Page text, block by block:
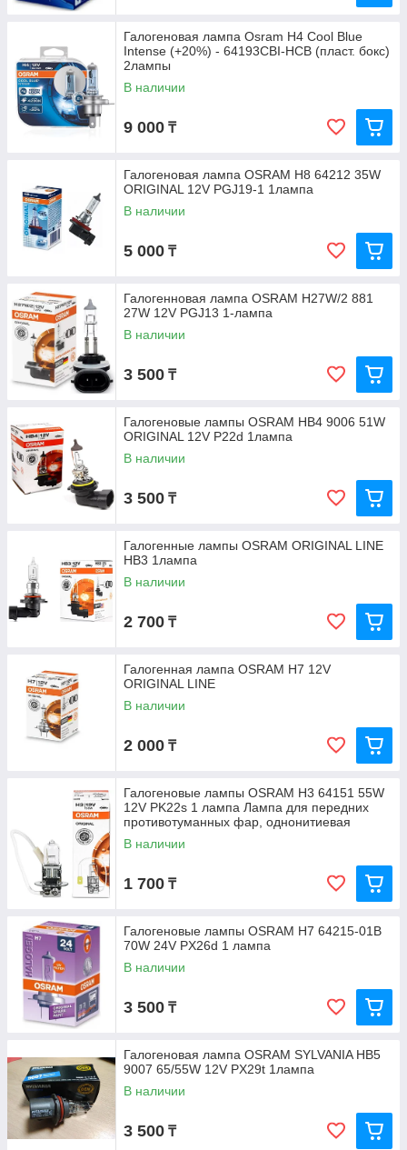
Галогеновая лампа Osram H4 Cool Blue
Intense (+20%) - 64193CBI-HCB (пласт. бокс)
2лампы
В наличии
9 000 ₸
Галогеновая лампа OSRAM H8 64212 35W
ORIGINAL 12V PGJ19-1 1лампа
В наличии
5 000 ₸
Галогенновая лампа OSRAM H27W/2 881
27W 12V PGJ13 1-лампа
В наличии
3 500 ₸
Галогеновые лампы OSRAM HB4 9006 51W
ORIGINAL 12V P22d 1лампа
В наличии
3 500 ₸
Галогенные лампы OSRAM ORIGINAL LINE
HB3 1лампа
В наличии
2 700 ₸
Галогенная лампа OSRAM H7 12V
ORIGINAL LINЕ
В наличии
2 000 ₸
Галогеновые лампы OSRAM H3 64151 55W
12V PK22s 1 лампа Лампа для передних
противотуманных фар, однонитиевая
В наличии
1 700 ₸
Галогеновые лампы OSRAM H7 64215-01B
70W 24V PX26d 1 лампа
В наличии
3 500 ₸
Галогеновая лампа OSRAM SYLVANIA HB5
9007 65/55W 12V PX29t 1лампа
В наличии
3 500 ₸